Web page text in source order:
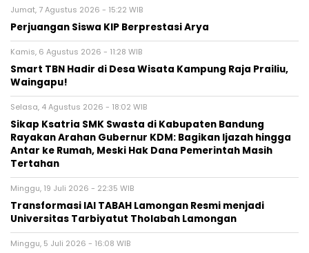
Jumat, 7 Agustus 2026 - 15:22 WIB
Perjuangan Siswa KIP Berprestasi Arya
Kamis, 6 Agustus 2026 - 11:28 WIB
Smart TBN Hadir di Desa Wisata Kampung Raja Prailiu,
Waingapu!
Selasa, 4 Agustus 2026 - 18:02 WIB
Sikap Ksatria SMK Swasta di Kabupaten Bandung
Rayakan Arahan Gubernur KDM: Bagikan Ijazah hingga
Antar ke Rumah, Meski Hak Dana Pemerintah Masih
Tertahan
Minggu, 19 Juli 2026 - 22:35 WIB
Transformasi IAI TABAH Lamongan Resmi menjadi
Universitas Tarbiyatut Tholabah Lamongan
Minggu, 5 Juli 2026 - 16:08 WIB